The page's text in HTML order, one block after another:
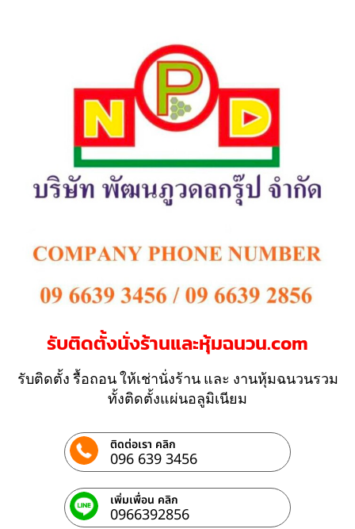
รับติดตั้งนั่งร้านและหุ้มฉนวน.com
รับติดตั้ง รื้อถอน ให้เช่านั่งร้าน และ งานหุ้มฉนวนรวม
ทั้งติดตั้งแผ่นอลูมิเนียม
ติดต่อเรา คลิก
096 639 3456
เพิ่มเพื่อน คลิก
0966392856